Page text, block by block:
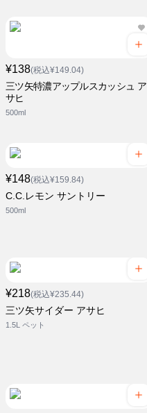
¥138(税込¥149.04)
三ツ矢特濃アップルスカッシュ ア
サヒ
500ml
¥148(税込¥159.84)
C.C.レモン サントリー
500ml
¥218(税込¥235.44)
三ツ矢サイダー アサヒ
1.5L ペット